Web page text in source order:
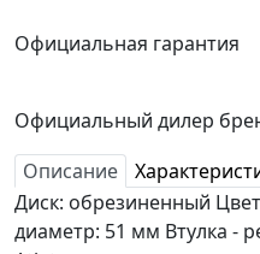
Официальная гарантия
Официальный дилер
Описание
Диск: обрезиненный
диаметр: 51 мм Втулка -